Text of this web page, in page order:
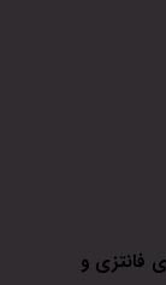
فانتزی و